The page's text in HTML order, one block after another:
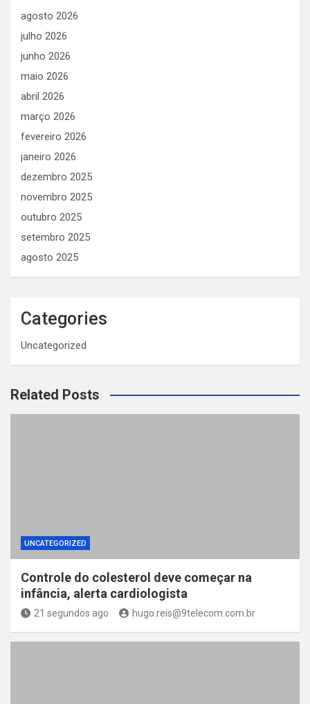
agosto 2026
julho 2026
junho 2026
maio 2026
abril 2026
março 2026
fevereiro 2026
janeiro 2026
dezembro 2025
novembro 2025
outubro 2025
setembro 2025
agosto 2025
Categories
Uncategorized
Related Posts
UNCATEGORIZED
Controle do colesterol deve começar na
infância, alerta cardiologista
21 segundos ago hugo.reis@9telecom.com.br